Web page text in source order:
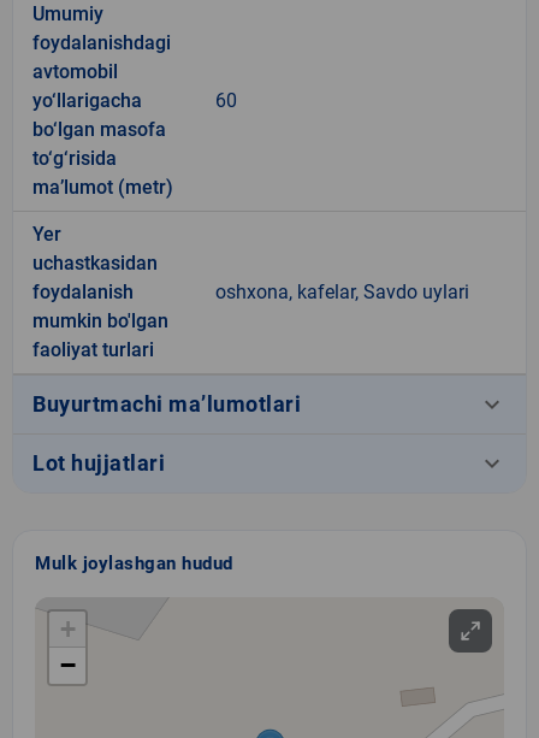
Umumiy
foydalanishdagi
avtomobil
yo‘llarigacha
bo‘lgan masofa
to‘g‘risida
ma’lumot (metr)
60
Yer
uchastkasidan
foydalanish
mumkin bo'lgan
faoliyat turlari
oshxona, kafelar, Savdo uylari
Buyurtmachi ma’lumotlari keyboard_arrow_down
Lot hujjatlari keyboard_arrow_down
Mulk joylashgan hudud
+
−